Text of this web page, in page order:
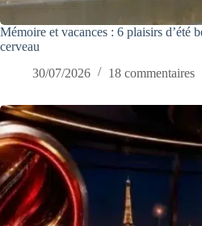
Mémoire et vacances : 6 plaisirs d’été
cerveau
30/07/2026
18 commentaires